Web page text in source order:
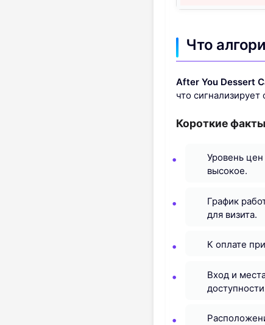
Что
After You Dessert
что
Короткие
Уровень
высокое.
График
для визита.
К оплате
Вход и